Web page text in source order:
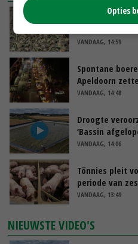
Emmeloord
VANDAAG, 14:59
Spontane
Apeldoorn
VANDAAG, 14:48
Droogte
‘Bassin
VANDAAG, 14:06
Tönnies pleit
periode van
VANDAAG, 13:49
NIEUWSTE VIDEO'S
Opties